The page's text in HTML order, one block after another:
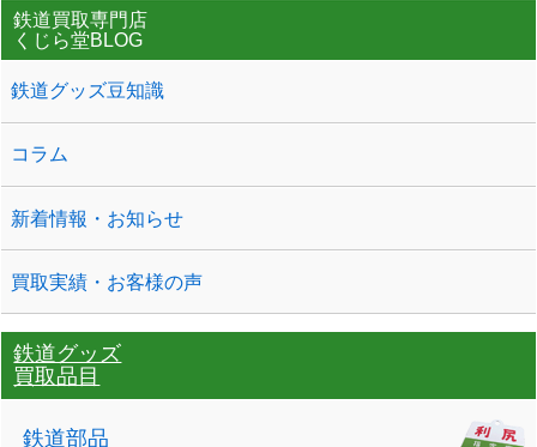
鉄道買取専門店
くじら堂BLOG
鉄道グッズ豆知識
コラム
新着情報・お知らせ
買取実績・お客様の声
鉄道グッズ
買取品目
鉄道部品